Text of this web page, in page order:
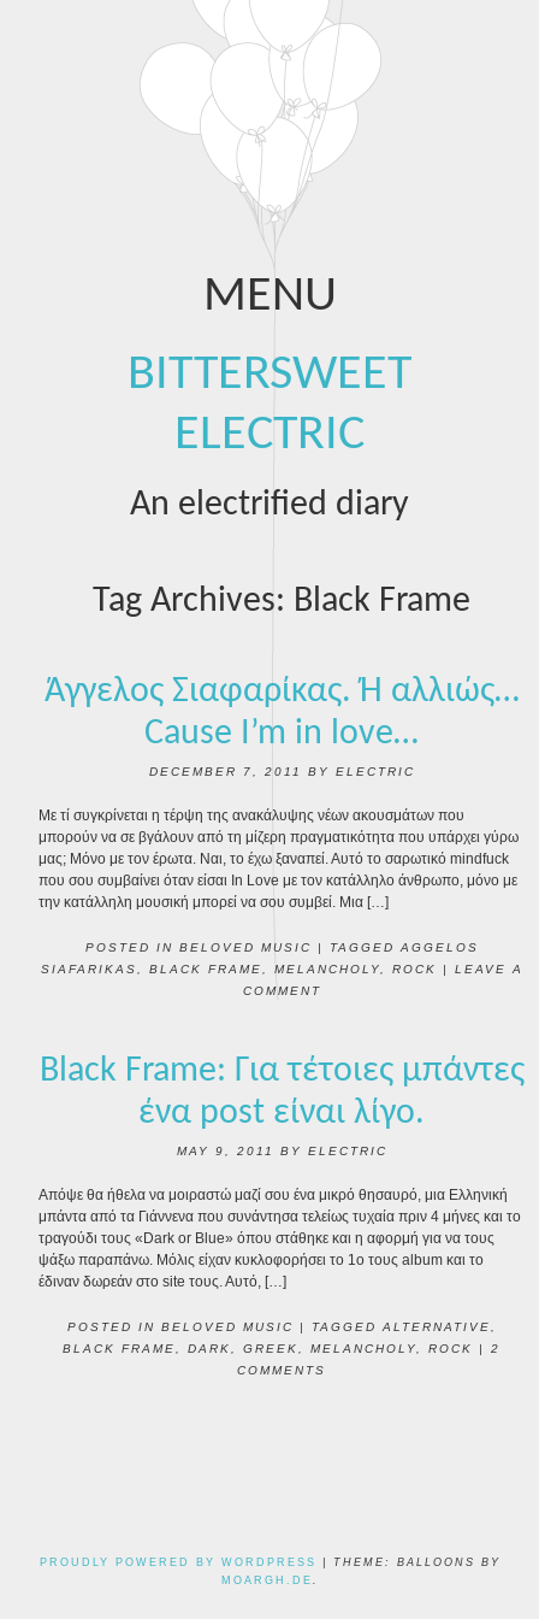
MENU
BITTERSWEET
ELECTRIC
An electrified diary
Tag Archives: Black Frame
Άγγελος Σιαφαρίκας. Ή αλλιώς…
Cause I’m in love…
DECEMBER 7, 2011 BY ELECTRIC
Με τί συγκρίνεται η τέρψη της ανακάλυψης νέων ακουσμάτων που
μπορούν να σε βγάλουν από τη μίζερη πραγματικότητα που υπάρχει γύρω
μας; Μόνο με τον έρωτα. Ναι, το έχω ξαναπεί. Αυτό το σαρωτικό mindfuck
που σου συμβαίνει όταν είσαι In Love με τον κατάλληλο άνθρωπο, μόνο με
την κατάλληλη μουσική μπορεί να σου συμβεί. Μια […]
POSTED IN BELOVED MUSIC | TAGGED AGGELOS
SIAFARIKAS
BLACK FRAME MELANCHOLY ROCK | LEAVE A
COMMENT
Black Frame: Για τέτοιες μπάντες
ένα post είναι λίγο.
MAY 9, 2011 BY ELECTRIC
Απόψε θα ήθελα να μοιραστώ μαζί σου ένα μικρό θησαυρό, μια Ελληνική
μπάντα από τα Γιάννενα που συνάντησα τελείως τυχαία πριν 4 μήνες και το
τραγούδι τους «Dark or Blue» όπου στάθηκε και η αφορμή για να τους
ψάξω παραπάνω. Μόλις είχαν κυκλοφορήσει το 1ο τους album και το
έδιναν δωρεάν στο site τους. Αυτό, […]
POSTED IN BELOVED MUSIC | TAGGED ALTERNATIVE
BLACK FRAME
DARK GREEK MELANCHOLY ROCK | 2
COMMENTS
PROUDLY POWERED BY WORDPRESS
THEME: BALLOONS BY
MOARGH.DE .